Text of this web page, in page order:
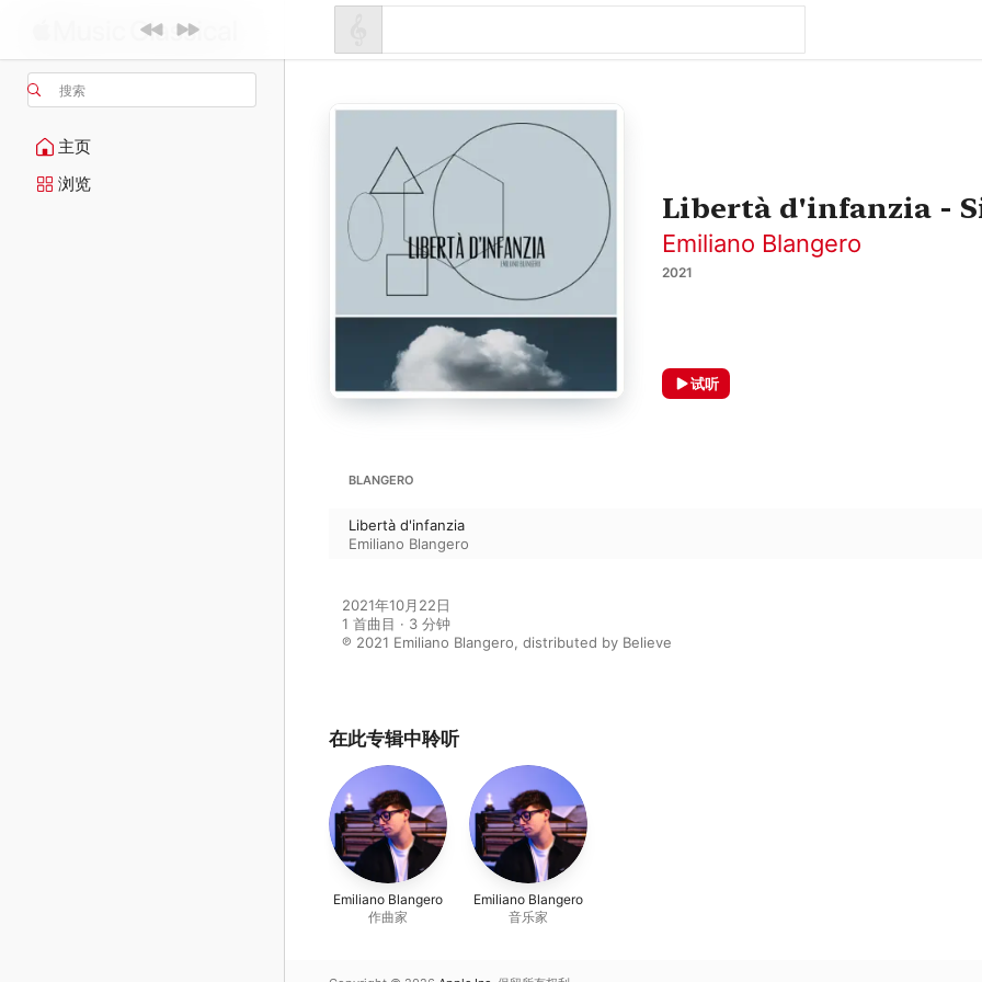
搜索
主页
浏览
Libertà d'infanzia -
Emiliano Blangero
2021
试听
BLANGERO
Libertà d'infanzia
Emiliano Blangero
2021年10月22日
1 首曲目 · 3 分钟
℗ 2021 Emiliano Blangero, distributed by Believe
在此专辑中聆听
Emiliano Blangero
作曲家
Emiliano Blangero
音乐家